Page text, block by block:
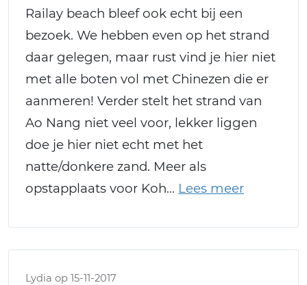
Railay beach bleef ook echt bij een
bezoek. We hebben even op het strand
daar gelegen, maar rust vind je hier niet
met alle boten vol met Chinezen die er
aanmeren! Verder stelt het strand van
Ao Nang niet veel voor, lekker liggen
doe je hier niet echt met het
natte/donkere zand. Meer als
opstapplaats voor Koh
Lydia op 15-11-2017